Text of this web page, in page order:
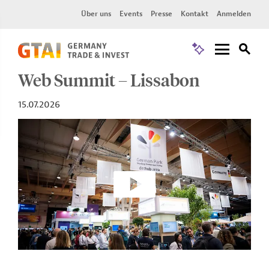
Über uns Events Presse Kontakt Anmelden
Web Summit – Lissabon
15.07.2026